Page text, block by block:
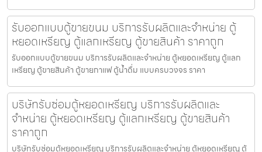
รับออกแบบตู้ขายขนม บริการรับผลิตและจำหน่าย ตู้
หยอดเหรียญ ตู้แลกเหรียญ ตู้ขายสินค้า ราคาถูก
รับออกแบบตู้ขายขนม บริการรับผลิตและจำหน่าย ตู้หยอดเหรียญ ตู้แลก
เหรียญ ตู้ขายสินค้า ตู้ขายกาแฟ ตู้น้ำดื่ม แบบครบวงจร ราคา
บริษัทรับซ่อมตู้หยอดเหรียญ บริการรับผลิตและ
จำหน่าย ตู้หยอดเหรียญ ตู้แลกเหรียญ ตู้ขายสินค้า
ราคาถูก
บริษัทรับซ่อมตู้หยอดเหรียญ บริการรับผลิตและจำหน่าย ตู้หยอดเหรียญ ตู้